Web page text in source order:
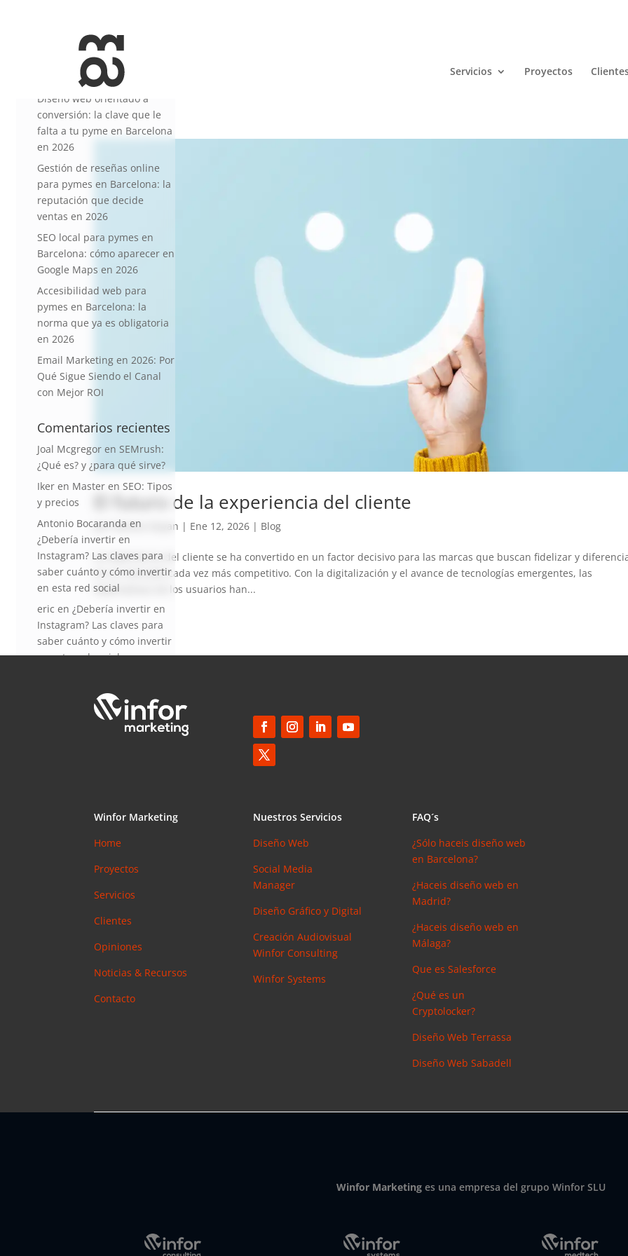
Servicios Proyectos
El futuro de la experiencia del cliente
porVanesa Dayan | Ene 12, 2026 | Blog
La experiencia del cliente se ha convertido en un factor decisivo para las marcas que buscan fidelizar y
en un mercado cada vez más competitivo. Con la digitalización y el avance de tecnologías emergentes, las
expectativas de los usuarios han...
Entradas recientes
Diseño web orientado a
conversión: la clave que le
falta a tu pyme en Barcelona
en 2026
Gestión de reseñas online
para pymes en Barcelona: la
reputación que decide
ventas en 2026
SEO local para pymes en
Barcelona: cómo aparecer en
Google Maps en 2026
Accesibilidad web para
pymes en Barcelona: la
norma que ya es obligatoria
en 2026
Email Marketing en 2026: Por
Qué Sigue Siendo el Canal
con Mejor ROI
Comentarios recientes
Joal Mcgregor en SEMrush:
¿Qué es? y ¿para qué sirve?
Iker en Master en SEO: Tipos
y precios
Antonio Bocaranda en
¿Debería invertir en
Instagram? Las claves para
saber cuánto y cómo invertir
en esta red social
eric en ¿Debería invertir en
Instagram? Las claves para
saber cuánto y cómo invertir
en esta red social
Instagram? Las claves para
saber cuánto y cómo invertir
Winfor Marketing
Home
Proyectos
Servicios
Clientes
Opiniones
Noticias & Recursos
Contacto
Nuestros Servicios
Diseño Web
Social Media
Manager
Diseño Gráfico y Digital
Creación Audiovisual
Winfor Consulting
Winfor Systems
FAQ´s
¿Sólo haceis diseño web
en Barcelona?
¿Haceis diseño web en
Madrid?
¿Haceis diseño web en
Málaga?
Que es Salesforce
¿Qué es un
Cryptolocker?
Diseño Web Terrassa
Diseño Web Sabadell
Winfor Marketing es una empresa del grupo Winfor SLU